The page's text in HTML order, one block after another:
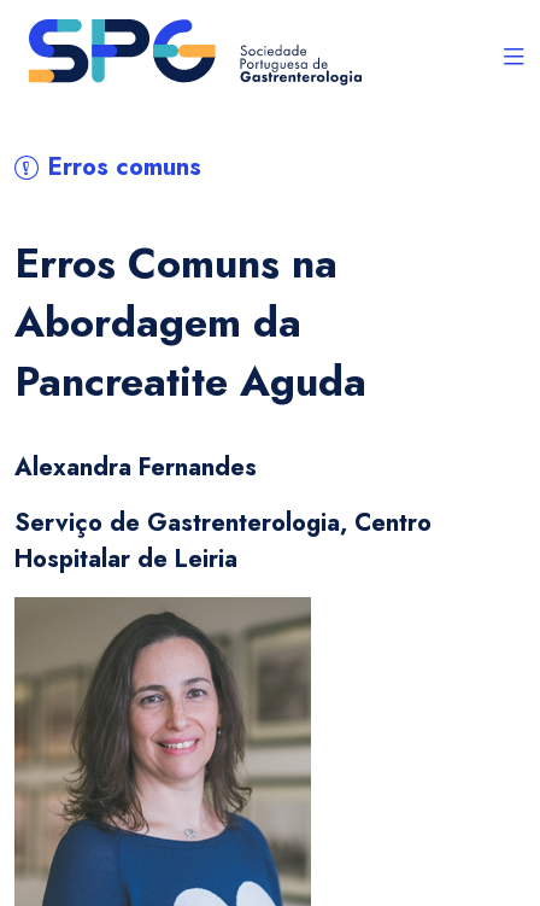
Erros comuns
Erros Comuns na
Abordagem da
Pancreatite Aguda
Alexandra Fernandes
Serviço de Gastrenterologia, Centro
Hospitalar de Leiria